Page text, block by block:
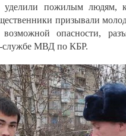
уделили пожилым людям,
призывали
опасности,
службе МВД по КБР.